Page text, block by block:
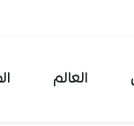
العالم